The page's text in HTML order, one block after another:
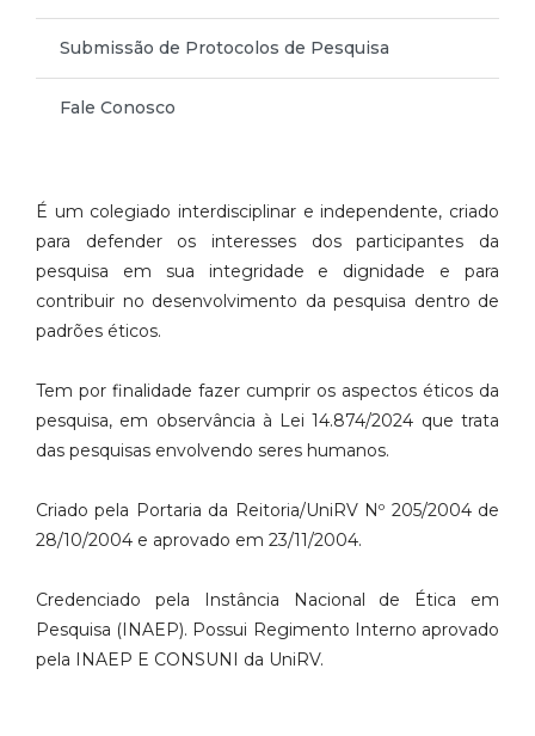
Submissão de Protocolos de Pesquisa
Fale Conosco
É um colegiado interdisciplinar e independente, criado
para defender os interesses dos participantes da
pesquisa em sua integridade e dignidade e para
contribuir no desenvolvimento da pesquisa dentro de
padrões éticos.
Tem por finalidade fazer cumprir os aspectos éticos da
pesquisa, em observância à Lei 14.874/2024 que trata
das pesquisas envolvendo seres humanos.
Criado pela Portaria da Reitoria/UniRV Nº 205/2004 de
28/10/2004 e aprovado em 23/11/2004.
Credenciado pela Instância Nacional de Ética em
Pesquisa (INAEP). Possui Regimento Interno aprovado
pela INAEP E CONSUNI da UniRV.